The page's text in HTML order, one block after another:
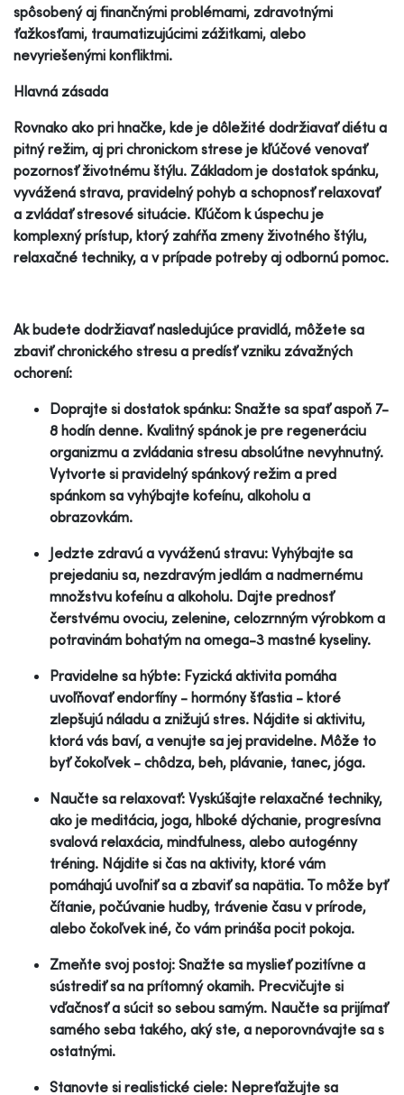
spôsobený aj finančnými problémami, zdravotnými
ťažkosťami, traumatizujúcimi zážitkami, alebo
nevyriešenými konfliktmi.
Hlavná zásada
Rovnako ako pri hnačke, kde je dôležité dodržiavať diétu a
pitný režim, aj pri chronickom strese je kľúčové venovať
pozornosť životnému štýlu. Základom je dostatok spánku,
vyvážená strava, pravidelný pohyb a schopnosť relaxovať
a zvládať stresové situácie. Kľúčom k úspechu je
komplexný prístup, ktorý zahŕňa zmeny životného štýlu,
relaxačné techniky, a v prípade potreby aj odbornú pomoc.
Ak budete dodržiavať nasledujúce pravidlá, môžete sa
zbaviť chronického stresu a predísť vzniku závažných
ochorení:
Doprajte si dostatok spánku: Snažte sa spať aspoň 7-
8 hodín denne. Kvalitný spánok je pre regeneráciu
organizmu a zvládania stresu absolútne nevyhnutný.
Vytvorte si pravidelný spánkový režim a pred
spánkom sa vyhýbajte kofeínu, alkoholu a
obrazovkám.
Jedzte zdravú a vyváženú stravu: Vyhýbajte sa
prejedaniu sa, nezdravým jedlám a nadmernému
množstvu kofeínu a alkoholu. Dajte prednosť
čerstvému ovociu, zelenine, celozrnným výrobkom a
potravinám bohatým na omega-3 mastné kyseliny.
Pravidelne sa hýbte: Fyzická aktivita pomáha
uvoľňovať endorfíny - hormóny šťastia - ktoré
zlepšujú náladu a znižujú stres. Nájdite si aktivitu,
ktorá vás baví, a venujte sa jej pravidelne. Môže to
byť čokoľvek - chôdza, beh, plávanie, tanec, jóga.
Naučte sa relaxovať: Vyskúšajte relaxačné techniky,
ako je meditácia, joga, hlboké dýchanie, progresívna
svalová relaxácia, mindfulness, alebo autogénny
tréning. Nájdite si čas na aktivity, ktoré vám
pomáhajú uvoľniť sa a zbaviť sa napätia. To môže byť
čítanie, počúvanie hudby, trávenie času v prírode,
alebo čokoľvek iné, čo vám prináša pocit pokoja.
Zmeňte svoj postoj: Snažte sa myslieť pozitívne a
sústrediť sa na prítomný okamih. Precvičujte si
vďačnosť a súcit so sebou samým. Naučte sa prijímať
samého seba takého, aký ste, a neporovnávajte sa s
ostatnými.
Stanovte si realistické ciele: Nepreťažujte sa